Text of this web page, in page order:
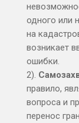
одного или
на
возникает
ошибки.
2).
правило,
вопроса и
перенос